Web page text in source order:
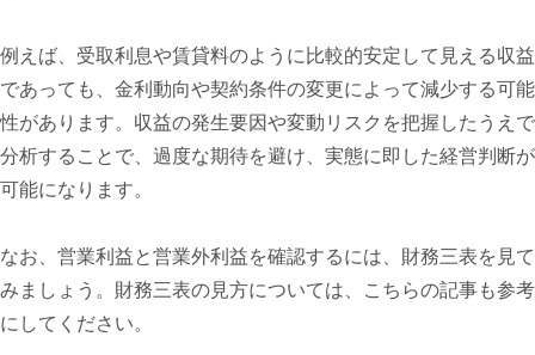
例えば、受取利息や賃貸料のように比較的安定して見える収益
であっても、金利動向や契約条件の変更によって減少する可能
性があります。収益の発生要因や変動リスクを把握したうえで
分析することで、過度な期待を避け、実態に即した経営判断が
可能になります。
なお、営業利益と営業外利益を確認するには、財務三表を見て
みましょう。財務三表の見方については、こちらの記事も参考
にしてください。